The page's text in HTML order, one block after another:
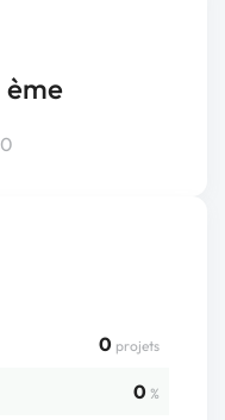
ème
0 projets
0 %